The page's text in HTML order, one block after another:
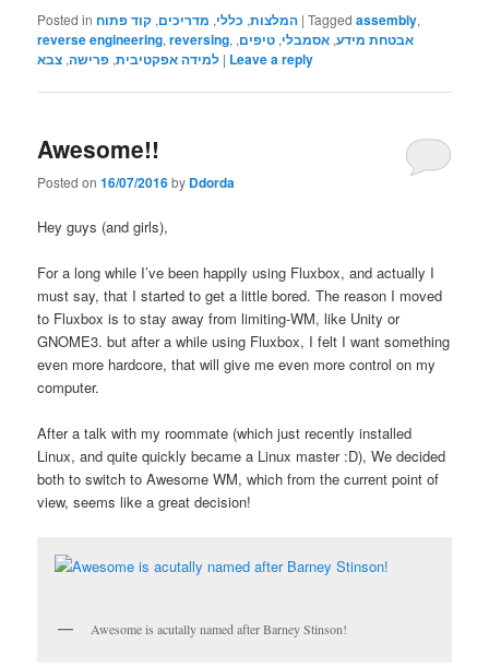
Posted in המלצות, כללי, מדריכים, קוד פתוח |Tagged assembly,
reverse engineering,reversing, אבטחת מידע, אסמבלי, טיפים,
למידה אפקטיבית, פרישה, צבא | Leave a reply
Awesome!!
Posted on16/07/2016by Ddorda
Hey guys (and girls),
For a long while I’ve been happily using Fluxbox, and actually I
must say, that I started to get a little bored. The reason I moved
to Fluxbox is to stay away from limiting-WM, like Unity or
GNOME3. but after a while using Fluxbox, I felt I want something
even more hardcore, that will give me even more control on my
computer.
After a talk with my roommate (which just recently installed
Linux, and quite quickly became a Linux master :D), We decided
both to switch to Awesome WM, which from the current point of
view, seems like a great decision!
Awesome is acutally named after Barney Stinson!